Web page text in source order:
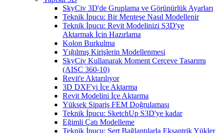
SkyCiv 3D'de Gruplama ve Görünürlük Ayarları
Teknik İpucu: Bir Menteşe Nasıl Modellenir
Teknik İpucu: Revit Modelinizi S3D'ye
Aktarmak İçin Hazırlama
Kolon Burkulma
Yığılmış Kirişlerin Modellenmesi
SkyCiv Kullanarak Moment Çerçeve Tasarımı
(AISC 360-10)
Revit'e Aktarılıyor
3D DXF'yi İçe Aktarma
Revit Modelini İçe Aktarma
Yüksek Sipariş FEM Doğrulaması
Teknik İpucu: SketchUp S3D'ye kadar
Eğimli Çatı Modelleme
Teknik İpucu: Sert Bağlantılarla Eksantrik Yükler